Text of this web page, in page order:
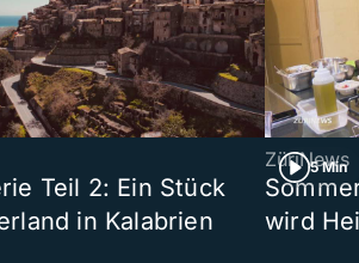
Teil 2: Ein Stück
in Kalabrien
5 Min
ZüriNews
wird